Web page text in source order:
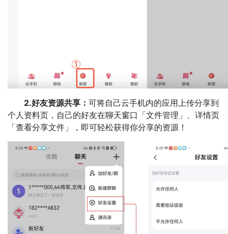
2.好友资源共享： 可将自己云手机内的应用上传分享到
个人资料页，自己的好友在聊天窗口「文件管理」、详情页
「查看分享文件」，即可轻松获得你分享的资源！